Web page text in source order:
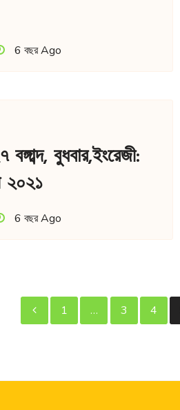
6 বছর Ago
বুধবার,ইংরেজী:
২০২১
6 বছর Ago
1 … 3 4